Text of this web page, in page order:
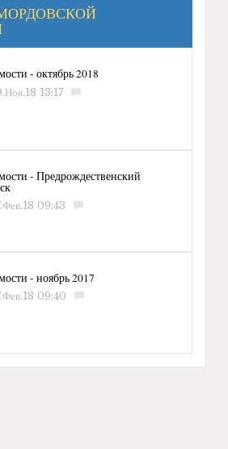
- октябрь 2018
13:17
- Предрождественский
09:43
- ноябрь 2017
09:40